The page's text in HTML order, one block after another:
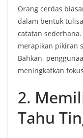
Orang cerdas
dalam bentuk
catatan
merapikan pikiran
Bahkan,
meningkatkan
2.
Tahu